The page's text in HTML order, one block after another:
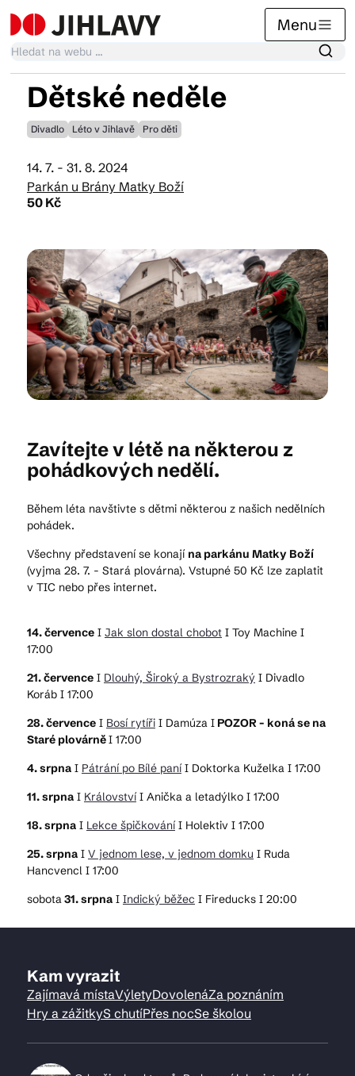
Menu
Kalendář akcí
Tradiční akce
Suvenýry
Praktické info
CS EN DE
© 2026 Brána Jihlavy
Dětské neděle
Divadlo Léto v Jihlavě Pro děti
14. 7. - 31. 8. 2024
Parkán u Brány Matky Boží
50 Kč
Zavítejte v létě na některou z
pohádkových nedělí.
Během léta navštivte s dětmi některou z našich nedělních
pohádek.
Všechny představení se konají na parkánu Matky Boží
(vyjma 28. 7. - Stará plovárna). Vstupné 50 Kč lze zaplatit
v TIC nebo přes internet.
14. července I Jak slon dostal chobot I Toy Machine I
17:00
21. července I Dlouhý, Široký a Bystrozraký I Divadlo
Koráb I 17:00
28. července I Bosí rytíři I Damúza I POZOR - koná se na
Staré plovárněI 17:00
4. srpna I Pátrání po Bílé paníI Doktorka Kuželka I 17:00
11. srpna I KrálovstvíI Anička a letadýlko I 17:00
18. srpna I Lekce špičkováníI Holektiv I 17:00
25. srpna I V jednom lese, v jednom domku I Ruda
Hancvencl I 17:00
sobota31. srpna I Indický běžec I Fireducks I 20:00
Kam vyrazit
Zajímavá místaVýletyDovolenáZa poznáním
Hry a zážitkyS chutíPřes nocSe školou